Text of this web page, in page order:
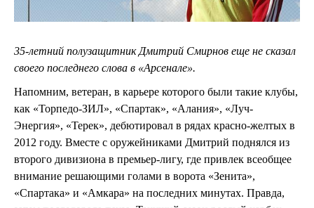
35-летний полузащитник Дмитрий Смирнов еще не сказал
своего последнего слова в «Арсенале».
Напомним, ветеран, в карьере которого были такие клубы,
как «Торпедо-ЗИЛ», «Спартак», «Алания», «Луч-
Энергия», «Терек», дебютировал в рядах красно-желтых в
2012 году. Вместе с оружейниками Дмитрий поднялся из
второго дивизиона в премьер-лигу, где привлек всеобщее
внимание решающими голами в ворота «Зенита»,
«Спартака» и «Амкара» на последних минутах. Правда,